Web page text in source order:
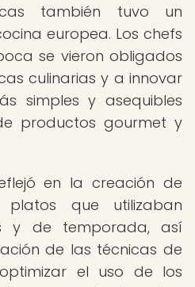
también tuvo un
europea. Los chefs
se vieron obligados
culinarias y a innovar
simples y asequibles
productos gourmet y
en la creación de
que utilizaban
y de temporada, así
de las técnicas de
el uso de los